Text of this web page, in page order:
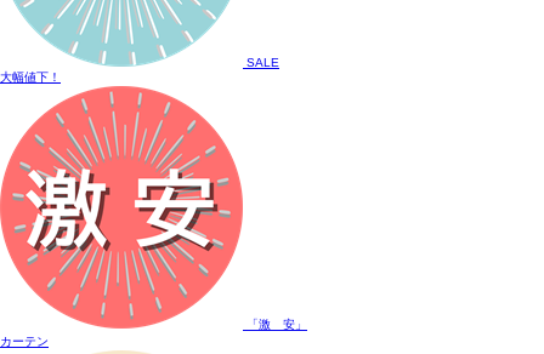
SALE
大幅値下！
「激 安」
カーテン